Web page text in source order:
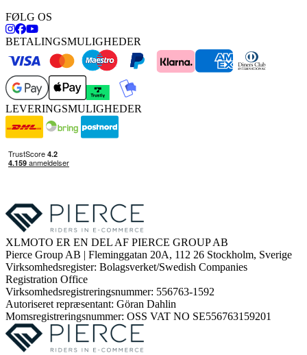
FØLG OS
BETALINGSMULIGHEDER
LEVERINGSMULIGHEDER
XLMOTO ER EN DEL AF PIERCE GROUP AB
Pierce Group AB | Fleminggatan 20A, 112 26 Stockholm, Sverige
Virksomhedsregister: Bolagsverket/Swedish Companies
Registration Office
Virksomhedsregistreringsnummer: 556763-1592
Autoriseret repræsentant: Göran Dahlin
Momsregistreringsnummer: OSS VAT NO SE556763159201